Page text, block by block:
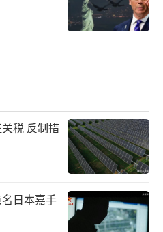
税 反制措
日本嘉手